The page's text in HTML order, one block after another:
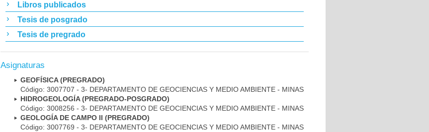
Libros publicados
Tesis de posgrado
Tesis de pregrado
Asignaturas
GEOFÍSICA (PREGRADO)
Código: 3007707 - 3- DEPARTAMENTO DE GEOCIENCIAS Y MEDIO AMBIENTE - MINAS
HIDROGEOLOGÍA (PREGRADO-POSGRADO)
Código: 3008256 - 3- DEPARTAMENTO DE GEOCIENCIAS Y MEDIO AMBIENTE - MINAS
GEOLOGÍA DE CAMPO II (PREGRADO)
Código: 3007769 - 3- DEPARTAMENTO DE GEOCIENCIAS Y MEDIO AMBIENTE - MINAS